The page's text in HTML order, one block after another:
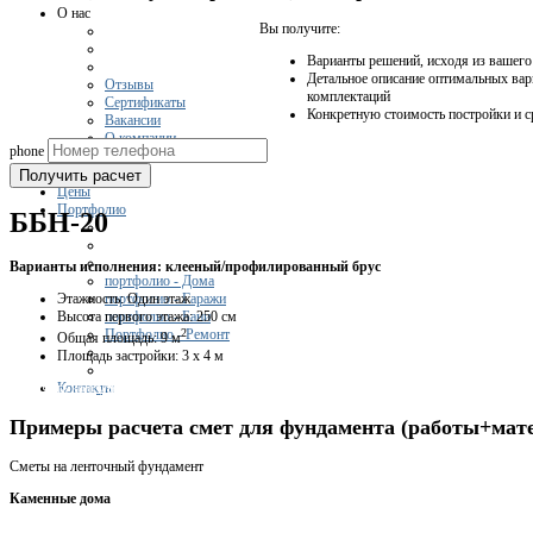
О нас
Отзывы
Сертификаты
Вакансии
О компании
Цены
Портфолио
портфолио - Дома
портфолио - Гаражи
портфолио - Бани
Портфолио - Ремонт
Контакты
Вы получите:
Варианты решений, исходя из
Детальное описание оптимальных
комплектаций
Конкретную стоимость постройки и
phone
Получить расчет
ББН-20
Варианты исполнения: клееный/профилированный брус
Этажность: Один этаж
Высота первого этажа: 250 см
Общая площадь: 9 м2
Площадь застройки: 3 x 4 м
Получить консультацию
Примеры расчета смет для фундамента
Сметы на ленточный фундамент
Каменные дома